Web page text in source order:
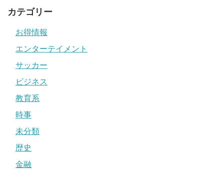
カテゴリー
お得情報
エンターテイメント
サッカー
ビジネス
教育系
時事
未分類
歴史
金融